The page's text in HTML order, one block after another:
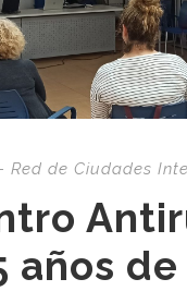
Red de Ciudades
años de